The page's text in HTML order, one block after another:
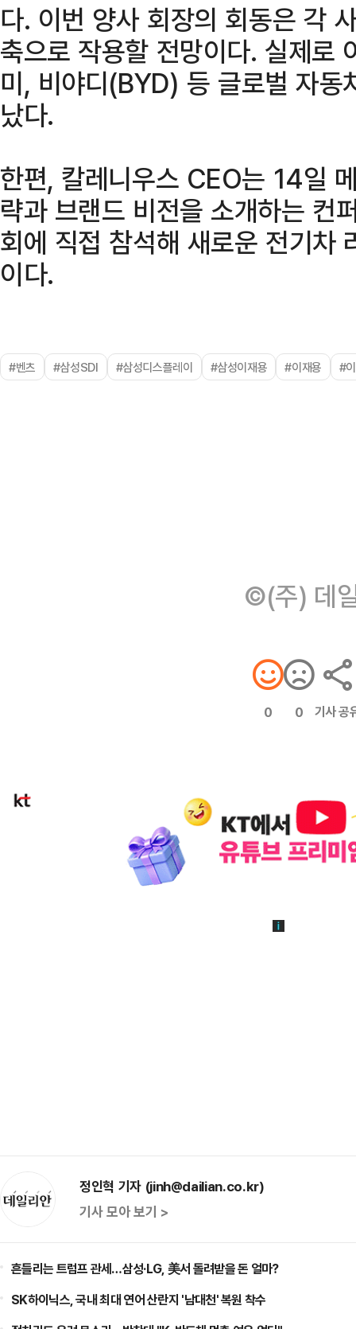
다. 이번 양사 회장의 회동은 각
축으로 작용할 전망이다. 실제로
미, 비야디(BYD) 등 글로벌 자동
났다.
한편, 칼레니우스 CEO는 14일
략과 브랜드 비전을 소개하는 컨
회에 직접 참석해 새로운 전기차
이다.
#벤츠 #삼성SDI #삼성디스플레이 #삼성이재용 #이재용 #
©(주) 데
0 0 기사 공
정인혁 기자 (jinh@dailian.co.kr)
기사 모아 보기 >
흔들리는 트럼프 관세…삼성·LG, 美서 돌려받을 돈 얼마?
SK하이닉스, 국내 최대 연어 산란지 '남대천' 복원 착수